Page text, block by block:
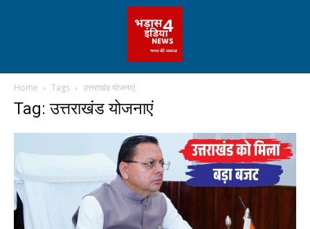
Home Tags उत्तराखंड योजनाएं
Tag: उत्तराखंड योजनाएं